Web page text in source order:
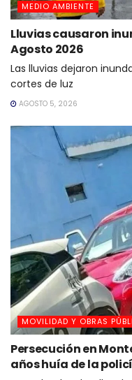
MEDIO AMBIENTE
Lluvias causaron
Agosto 2026
Las lluvias dejaron
cortes de luz
AGOSTO 5, 2026
MOVILIDAD Y OBRAS
Persecución en
años huía de la